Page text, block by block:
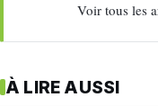
Voir tous les
À LIRE AUSSI